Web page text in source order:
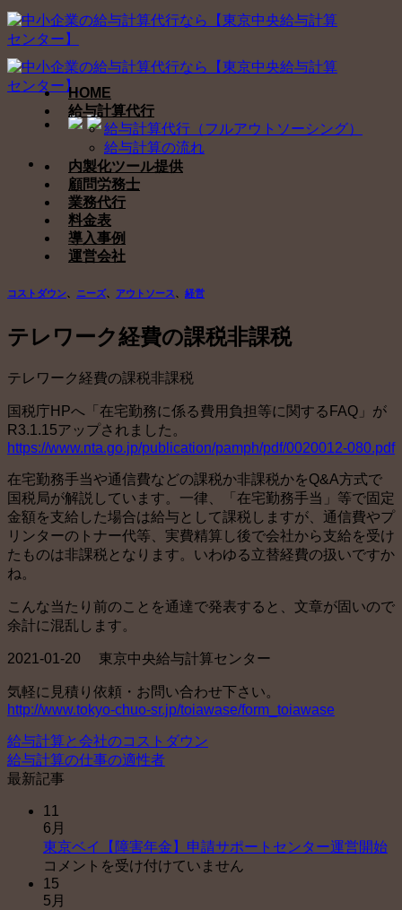
Skip
to
content
HOME
給与計算代行
給与計算代行（フルアウトソーシング）
給与計算の流れ
内製化ツール提供
顧問労務士
業務代行
料金表
導入事例
運営会社
コストダウン ニーズ、 アウトソース 経営
テレワーク経費の課税非課税
テレワーク経費の課税非課税
国税庁HPへ「在宅勤務に係る費用負担等に関するFAQ」が
R3.1.15アップされました。
https://www.nta.go.jp/publication/pamph/pdf/0020012-080.pdf
在宅勤務手当や通信費などの課税か非課税かをQ&A方式で
国税局が解説しています。一律、「在宅勤務手当」等で固定
金額を支給した場合は給与として課税しますが、通信費やプ
リンターのトナー代等、実費精算し後で会社から支給を受け
たものは非課税となります。いわゆる立替経費の扱いですか
ね。
こんな当たり前のことを通達で発表すると、文章が固いので
余計に混乱します。
2021-01-20 東京中央給与計算センター
気軽に見積り依頼・お問い合わせ下さい。
http://www.tokyo-chuo-sr.jp/toiawase/form_toiawase
給与計算と会社のコストダウン
給与計算の仕事の適性者
最新記事
11
6月
東京ベイ【障害年金】申請サポートセンター運営開始東
コメントを受け付けていません
15
5月